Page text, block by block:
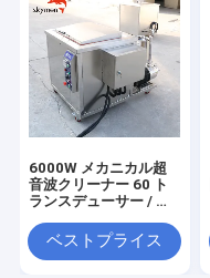
6000W メカニカル超
音波クリーナー 60 ト
ランスデューサー / タ
ベストプライス